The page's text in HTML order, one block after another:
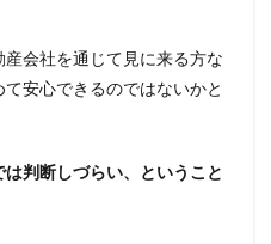
会社を通じて見に来る方な
安心できるのではないかと
判断しづらい、ということ